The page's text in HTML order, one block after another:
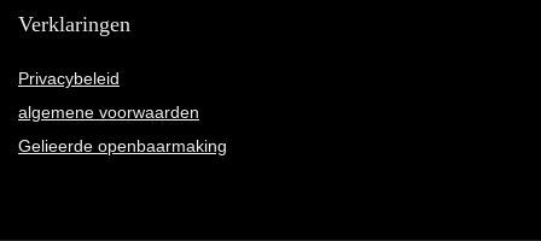
Verklaringen
Privacybeleid
algemene voorwaarden
Gelieerde openbaarmaking